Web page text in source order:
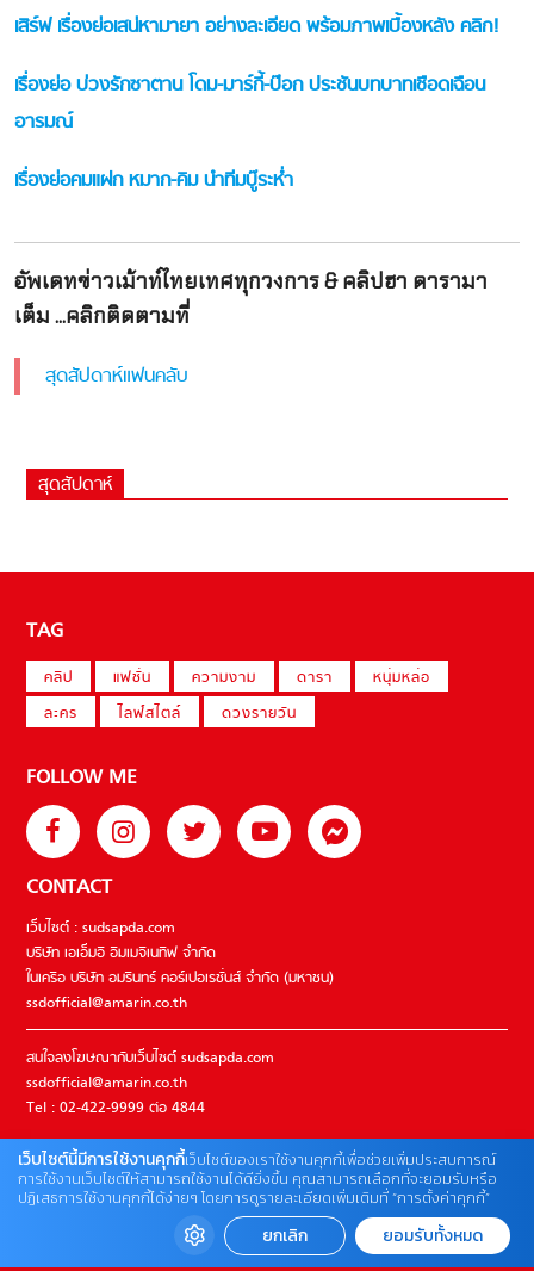
เสิร์ฟ เรื่องย่อเสน่หามายา อย่างละเอียด พร้อมภาพเบื้องหลัง คลิก!
เรื่องย่อ บ่วงรักซาตาน โดม-มาร์กี้-ป๊อก ประชันบทบาทเชือดเฉือน
อารมณ์
เรื่องย่อคมแฝก หมาก-คิม นำทีมบู๊ระห่ำ
อัพเดทข่าวเม้าท์ไทยเทศทุกวงการ & คลิปฮา ดารามา
เต็ม ...คลิกติดตามที่
สุดสัปดาห์แฟนคลับ
สุดสัปดาห์
TAG
คลิป แฟชั่น ความงาม ดารา
หนุ่มหล่อ
ละคร
ไลฟ์สไตล์ ดวงรายวัน
FOLLOW ME
CONTACT
เว็บไซต์ : sudsapda.com
บริษัท เอเอ็มอี อิมเมจิเนทีฟ จำกัด
ในเครือ บริษัท อมรินทร์ คอร์เปอเรชั่นส์ จำกัด (มหาชน)
ssdofficial@amarin.co.th
สนใจลงโฆษณากับเว็บไซต์ sudsapda.com
ssdofficial@amarin.co.th
Tel : 02-422-9999 ต่อ 4844
ติดต่อแจ้งปัญหาหรือร้องเรียน
02-422-9999 ต่อ 4180
(จันทร์ – ศุกร์ เวลา 09.00 – 18.00 น)
เว็บไซต์นี้มีการใช้งานคุกกี้เว็บไซต์ของเราใช้งานคุกกี้เพื่อช่วยเพิ่มประสบการณ์
การใช้งานเว็บไซต์ให้สามารถใช้งานได้ดียิ่งขึ้น คุณสามารถเลือกที่จะยอมรับหรือ
ปฏิเสธการใช้งานคุกกี้ได้ง่ายๆ โดยการดูรายละเอียดเพิ่มเติมที่ “การตั้งค่าคุกกี้”
ยกเลิก ยอมรับทั้งหมด